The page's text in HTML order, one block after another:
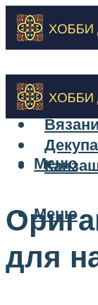
Меню
Меню
для